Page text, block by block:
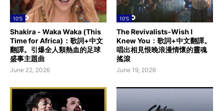
10'S
Shakira - Waka Waka (This
Time for Africa)：歌詞+中文
翻譯。引爆全人類熱血的足球
盛事主題曲
June 22, 2026
10'S
The Revivalists-Wish I
Knew You：歌詞+中文翻譯。
唱出相見恨晚浪漫情懷的靈魂
搖滾
June 19, 2026